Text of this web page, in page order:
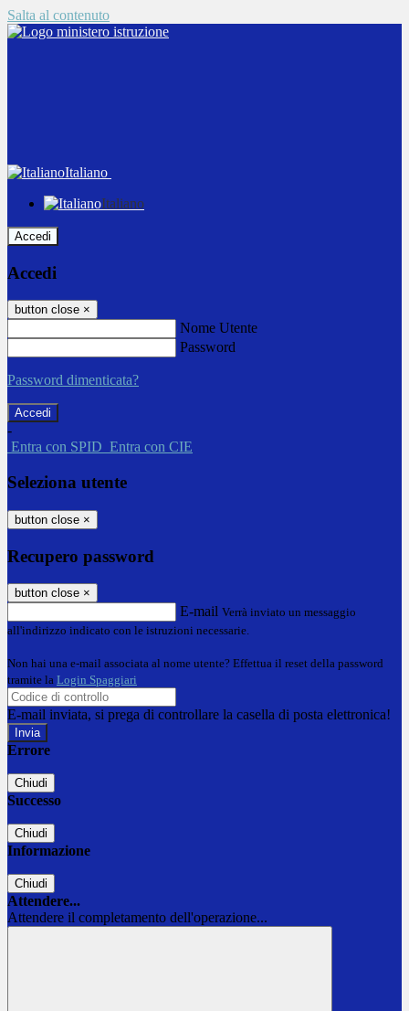
Salta al contenuto
Italiano
Italiano
Accedi
Accedi
button close ×
Nome Utente
Password
Password dimenticata?
-
Entra con SPID Entra con CIE
Seleziona utente
button close ×
Recupero password
button close ×
E-mail Verrà inviato un messaggio
all'indirizzo indicato con le istruzioni necessarie.
Non hai una e-mail associata al nome utente? Effettua il reset della password
tramite la Login Spaggiari
E-mail inviata, si prega di controllare la casella di posta elettronica!
Errore
Chiudi
Successo
Chiudi
Informazione
Chiudi
Attendere...
Attendere il completamento dell'operazione...